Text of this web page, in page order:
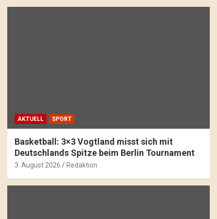
AKTUELL SPORT
Basketball: 3×3 Vogtland misst sich mit
Deutschlands Spitze beim Berlin Tournament
3. August 2026 Redaktion